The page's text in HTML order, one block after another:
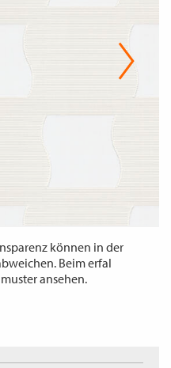
können in der
Beim erfal
ansehen.